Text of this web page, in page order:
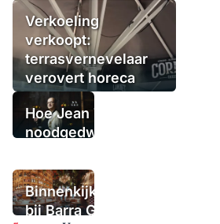
Verkoeling
verkoopt:
terrasvernevelaar
verovert horeca
Hoe Jean Thoma
noodgedwongen
deuren sloot,
maar niet in
paniek raakte
Binnenkijken
bij Barra Gio